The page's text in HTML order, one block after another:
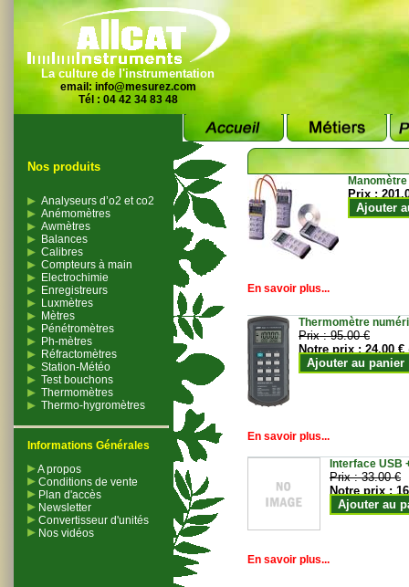
La culture de l'instrumentation
email: info@mesurez.com
Tél : 04 42 34 83 48
Nos produits
Analyseurs d’o2 et co2
Anémomètres
Awmètres
Balances
Calibres
Compteurs à main
Electrochimie
Enregistreurs
Luxmètres
Mètres
Pénétromètres
Ph-mètres
Réfractomètres
Station-Météo
Test bouchons
Thermomètres
Thermo-hygromètres
Informations Générales
A propos
Conditions de vente
Plan d'accès
Newsletter
Convertisseur d'unités
Nos vidéos
Prix :
Ajouter
En savoir plus...
Thermomètre
Prix :95.00 €
Notre prix :24.00 €
Ajouter au panier
En savoir plus...
Interface USB
Prix :33.00 €
Notre prix :
Ajouter au
En savoir plus...